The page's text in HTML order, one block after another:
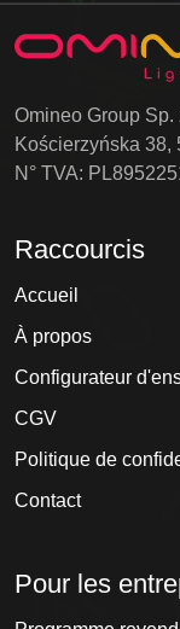
Omineo Group Sp.
Kościerzyńska 38,
N° TVA:
Raccourcis
Accueil
À propos
Configurateur
CGV
Politique de
Contact
Pour les